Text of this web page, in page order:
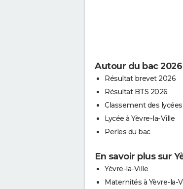
Autour du bac
Résultat brevet 2026
Résultat BTS 2026
Classement des lycées
Lycée à Yèvre-la-Ville
Perles du bac
En savoir plus sur
Yèvre-la-Ville
Maternités à Yèvre-la-